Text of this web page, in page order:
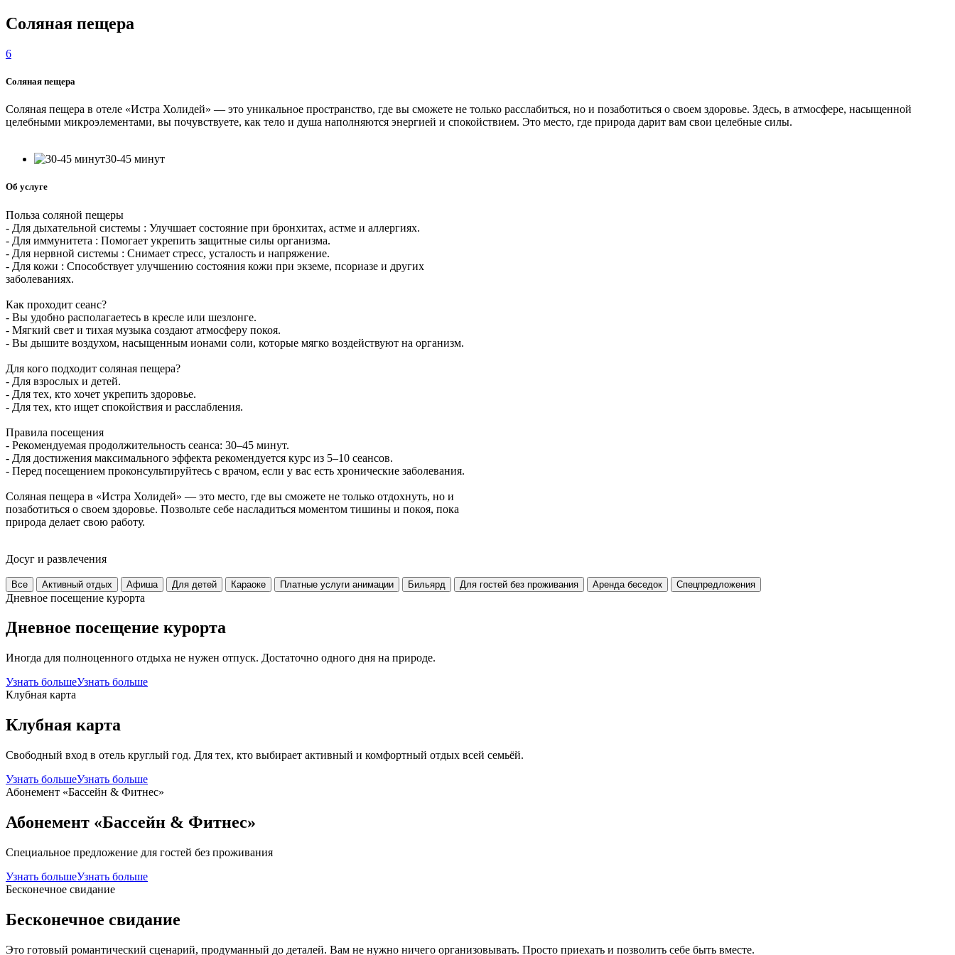
Соляная пещера
6
Соляная пещера
Соляная пещера в отеле «Истра Холидей» — это уникальное пространство, где вы сможете не только расслабиться, но и позаботиться о своем здоровье. Здесь, в атмосфере, насыщенной
целебными микроэлементами, вы почувствуете, как тело и душа наполняются энергией и спокойствием. Это место, где природа дарит вам свои целебные силы.
30-45 минут
Об услуге
Польза соляной пещеры
- Для дыхательной системы : Улучшает состояние при бронхитах, астме и аллергиях.
- Для иммунитета : Помогает укрепить защитные силы организма.
- Для нервной системы : Снимает стресс, усталость и напряжение.
- Для кожи : Способствует улучшению состояния кожи при экземе, псориазе и других
заболеваниях.
Как проходит сеанс?
- Вы удобно располагаетесь в кресле или шезлонге.
- Мягкий свет и тихая музыка создают атмосферу покоя.
- Вы дышите воздухом, насыщенным ионами соли, которые мягко воздействуют на организм.
Для кого подходит соляная пещера?
- Для взрослых и детей.
- Для тех, кто хочет укрепить здоровье.
- Для тех, кто ищет спокойствия и расслабления.
Правила посещения
- Рекомендуемая продолжительность сеанса: 30–45 минут.
- Для достижения максимального эффекта рекомендуется курс из 5–10 сеансов.
- Перед посещением проконсультируйтесь с врачом, если у вас есть хронические заболевания.
Соляная пещера в «Истра Холидей» — это место, где вы сможете не только отдохнуть, но и
позаботиться о своем здоровье. Позвольте себе насладиться моментом тишины и покоя, пока
природа делает свою работу.
Досуг и развлечения
Все Активный отдых Афиша Для детей Караоке Платные услуги анимации Бильярд Для гостей без проживания Аренда беседок Спецпредложения
Дневное посещение курорта
Дневное посещение курорта
Иногда для полноценного отдыха не нужен отпуск. Достаточно одного дня на природе.
Узнать большеУзнать больше
Клубная карта
Клубная карта
Свободный вход в отель круглый год. Для тех, кто выбирает активный и комфортный отдых всей семьёй.
Узнать большеУзнать больше
Абонемент «Бассейн & Фитнес»
Абонемент «Бассейн & Фитнес»
Специальное предложение для гостей без проживания
Узнать большеУзнать больше
Бесконечное свидание
Бесконечное свидание
Это готовый романтический сценарий, продуманный до деталей. Вам не нужно ничего организовывать. Просто приехать и позволить себе быть вместе.